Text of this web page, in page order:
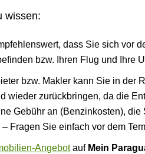
wissen:
dass Sie sich vor
bzw. Ihren Flug und Ihre
bzw. Makler kann Sie in der
wieder zurückbringen, da die
Gebühr an (Benzinkosten),
Fragen Sie einfach vor dem
Angebotauf Mein